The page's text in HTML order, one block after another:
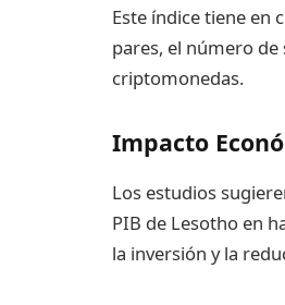
Este índice tiene en
pares, el número
criptomonedas.
Impacto
Los estudios
PIB de Lesotho en
la inversión y la